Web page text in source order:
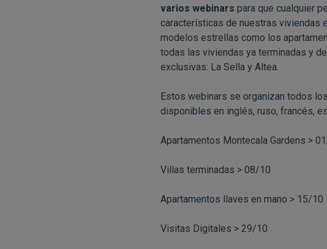
varios webinars para que cualquier
características de nuestras viviendas
modelos estrellas como los
todas las viviendas ya terminadas y
exclusivas: La Sella y Altea.
Estos webinars se organizan todos
disponibles en inglés, ruso, francés,
Apartamentos Montecala Gardens >
Villas terminadas > 08/10
Apartamentos llaves en mano > 15/10
Visitas Digitales > 29/10